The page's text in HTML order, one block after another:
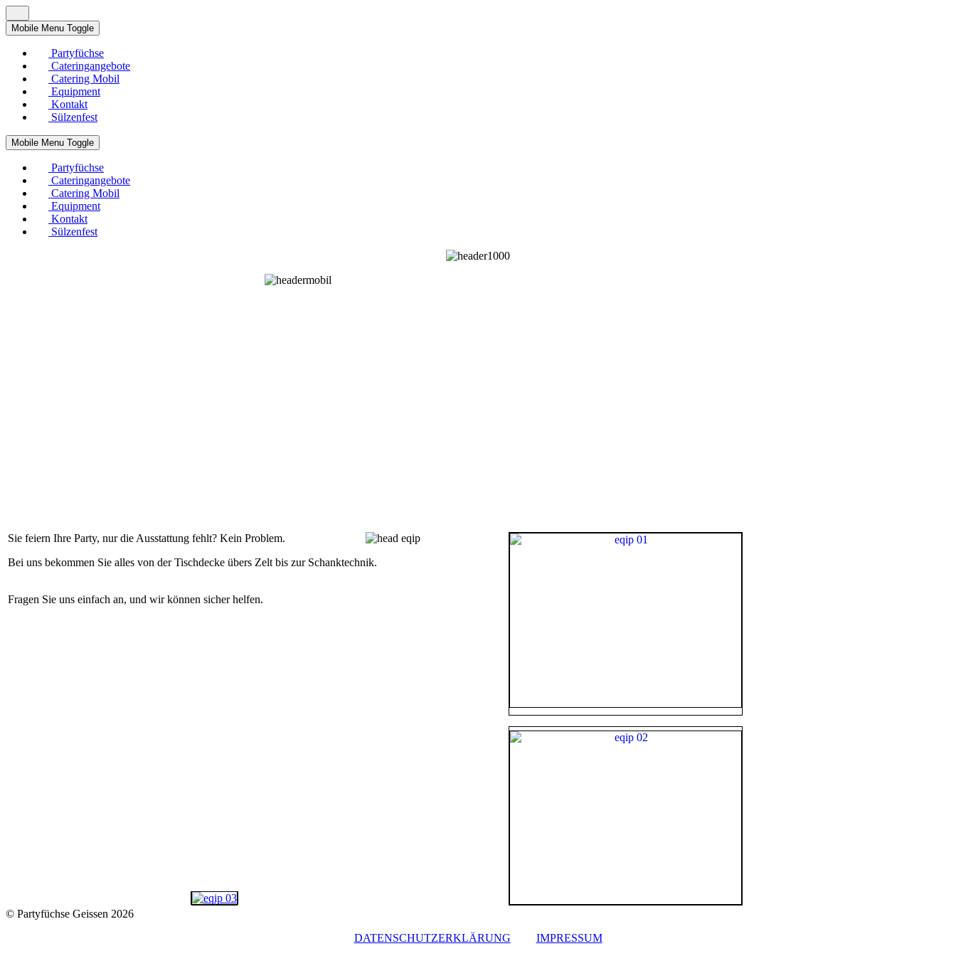
Mobile Menu Toggle
Partyfüchse
Cateringangebote
Catering Mobil
Equipment
Kontakt
Sülzenfest
Mobile Menu Toggle
Partyfüchse
Cateringangebote
Catering Mobil
Equipment
Kontakt
Sülzenfest
Sie feiern Ihre Party, nur die Ausstattung fehlt? Kein Problem.
Bei uns bekommen Sie alles von der Tischdecke übers Zelt bis zur Schanktechnik.
Fragen Sie uns einfach an, und wir können sicher helfen.
© Partyfüchse Geissen 2026
DATENSCHUTZERKLÄRUNG
IMPRESSUM